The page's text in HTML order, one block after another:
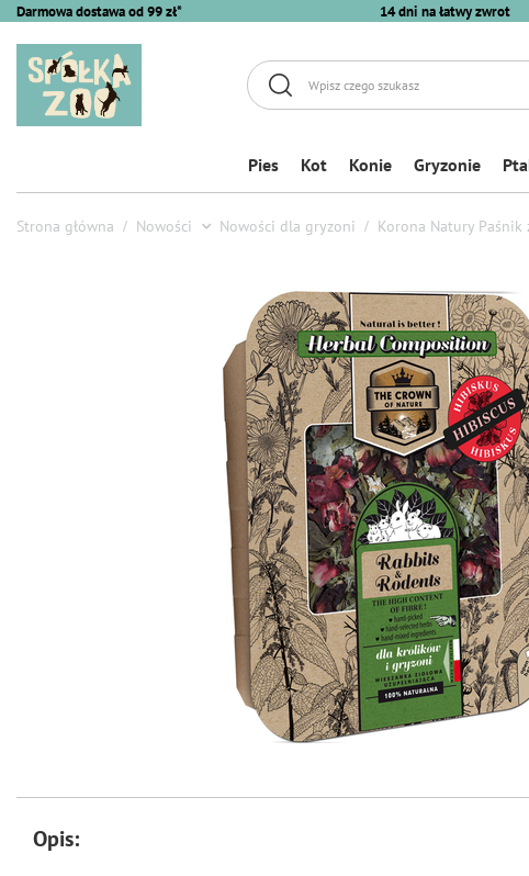
Darmowa dostawa od 99 zł* 14 dni na łatwy zwrot
Pies Kot Konie Gryzonie
Strona główna Nowości Nowości dla gryzoni Korona Natury
Opis: